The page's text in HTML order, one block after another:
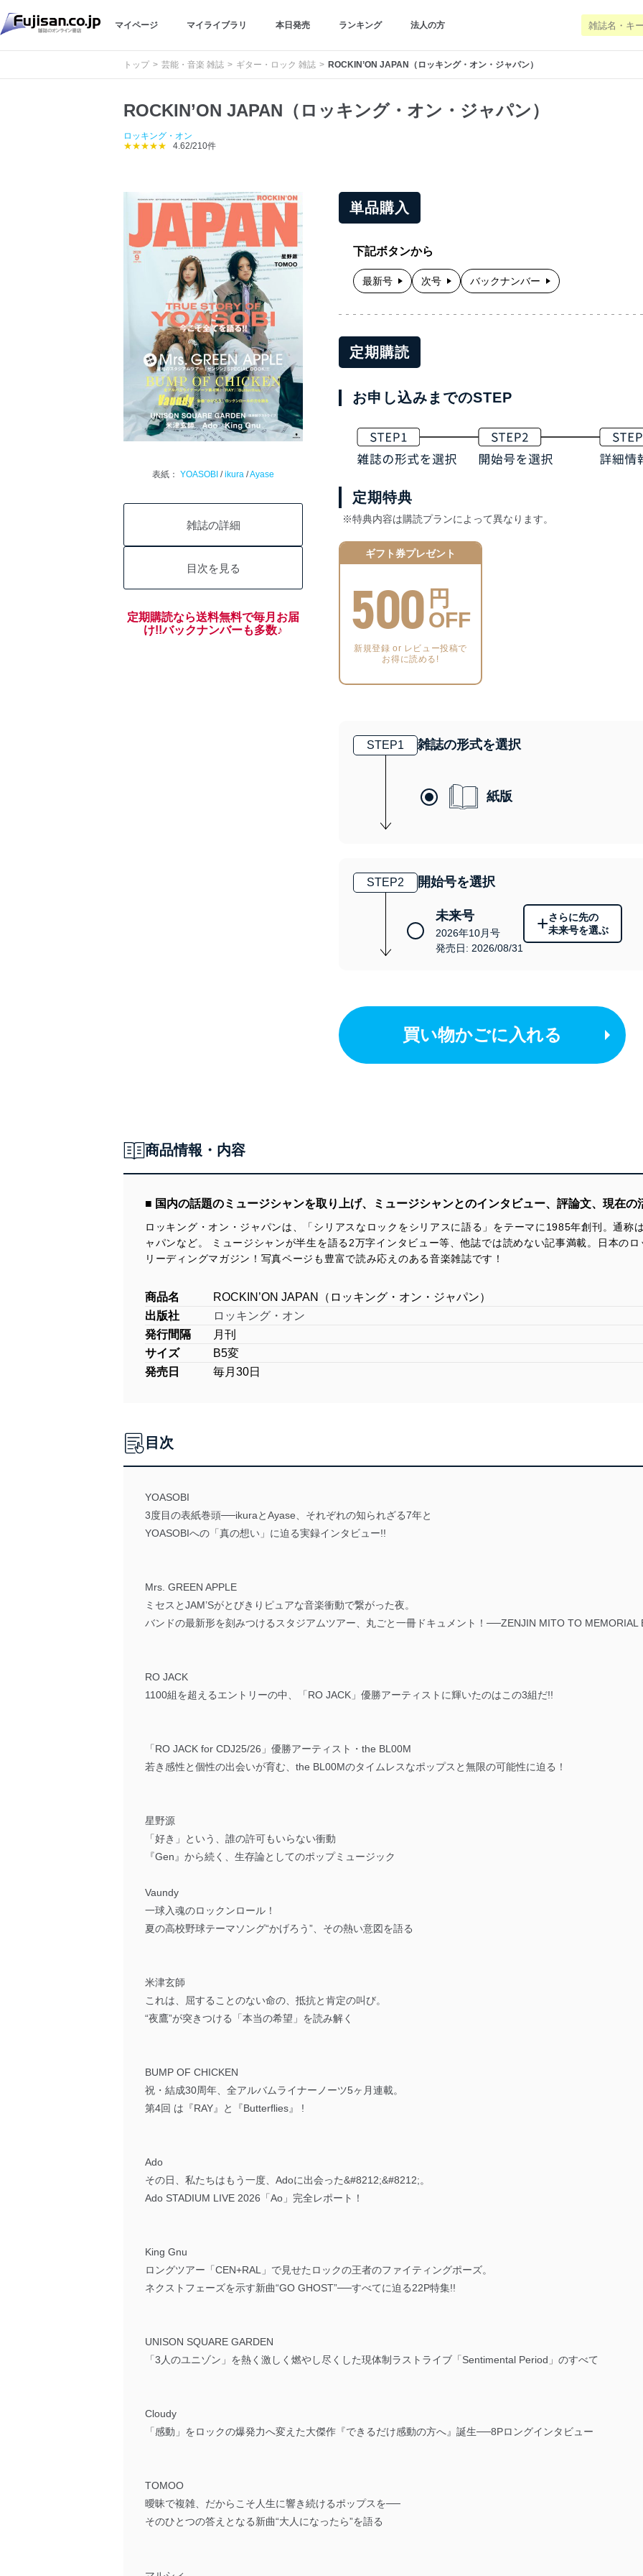
マイページ マイライブラリ 本日発売 ランキング 法人の方
トップ 芸能・音楽 雑誌 ギター・ロック 雑誌 ROCKIN’ON JAPAN（ロッキング・オン・ジャパン）
ROCKIN’ON JAPAN（ロッキング・オン・ジャパン）
ロッキング・オン
★★★★★
4.62/210件
表紙： YOASOBI /ikura /Ayase
雑誌の詳細
目次を見る
定期購読なら送料無料で毎月お届
け!!バックナンバーも多数♪
単品購入
下記ボタンから
最新号 次号 バックナンバー
定期購読
お申し込みまでのSTEP
定期特典
※特典内容は購読プランによって異なります。
ギフト券プレゼント
500 円
OFF
新規登録 or レビュー投稿で
お得に読める!
STEP1 雑誌の形式を選択
紙版
STEP2 開始号を選択
未来号
2026年10月号
発売日: 2026/08/31
+さらに先の
未来号を選ぶ
買い物かごに入れる
商品情報・内容
■ 国内の話題のミュージシャンを取り上げ、ミュージシャンとのインタビュー、評論文、現在の
ロッキング・オン・ジャパンは、「シリアスなロックをシリアスに語る」をテーマに1985年創刊。通称
ャパンなど。 ミュージシャンが半生を語る2万字インタビュー等、他誌では読めない記事満載。日本の
リーディングマガジン！写真ページも豊富で読み応えのある音楽雑誌です！
商品名
ROCKIN’ON JAPAN（ロッキング・オン・ジャパン）
出版社
ロッキング・オン
発行間隔
月刊
サイズ
B5変
発売日
毎月30日
目次
YOASOBI
3度目の表紙巻頭──ikuraとAyase、それぞれの知られざる7年と
YOASOBIへの「真の想い」に迫る実録インタビュー!!
Mrs. GREEN APPLE
ミセスとJAM’Sがとびきりピュアな音楽衝動で繋がった夜。
バンドの最新形を刻みつけるスタジアムツアー、丸ごと一冊ドキュメント！──ZENJIN MITO TO MEMORIAL
RO JACK
1100組を超えるエントリーの中、「RO JACK」優勝アーティストに輝いたのはこの3組だ!!
「RO JACK for CDJ25/26」優勝アーティスト・the BL00M
若き感性と個性の出会いが育む、the BL00Mのタイムレスなポップスと無限の可能性に迫る！
星野源
「好き」という、誰の許可もいらない衝動
『Gen』から続く、生存論としてのポップミュージック
Vaundy
一球入魂のロックンロール！
夏の高校野球テーマソング“かげろう”、その熱い意図を語る
米津玄師
これは、屈することのない命の、抵抗と肯定の叫び。
“夜鷹”が突きつける「本当の希望」を読み解く
BUMP OF CHICKEN
祝・結成30周年、全アルバムライナーノーツ5ヶ月連載。
第4回 は『RAY』と『Butterflies』 !
Ado
その日、私たちはもう一度、Adoに出会った&#8212;&#8212;。
Ado STADIUM LIVE 2026「Ao」完全レポート！
King Gnu
ロングツアー「CEN+RAL」で見せたロックの王者のファイティングポーズ。
ネクストフェーズを示す新曲“GO GHOST”──すべてに迫る22P特集!!
UNISON SQUARE GARDEN
「3人のユニゾン」を熱く激しく燃やし尽くした現体制ラストライブ「Sentimental Period」のすべて
Cloudy
「感動」をロックの爆発力へ変えた大傑作『できるだけ感動の方へ』誕生──8Pロングインタビュー
TOMOO
曖昧で複雑、だからこそ人生に響き続けるポップスを──
そのひとつの答えとなる新曲“大人になったら”を語る